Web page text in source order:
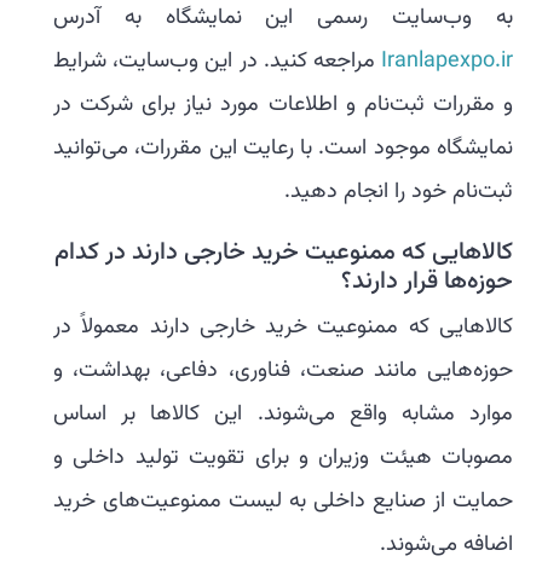
به وب‌سایت رسمی این نمایشگاه به آدرس
Iranlapexpo.ir مراجعه کنید. در این وب‌سایت، شرایط
و مقررات ثبت‌نام و اطلاعات مورد نیاز برای شرکت در
نمایشگاه موجود است. با رعایت این مقررات، می‌توانید
ثبت‌نام خود را انجام دهید.
کالاهایی که ممنوعیت خرید خارجی دارند در کدام
حوزه‌ها قرار دارند؟
کالاهایی که ممنوعیت خرید خارجی دارند معمولاً در
حوزه‌هایی مانند صنعت، فناوری، دفاعی، بهداشت، و
موارد مشابه واقع می‌شوند. این کالاها بر اساس
مصوبات هیئت وزیران و برای تقویت تولید داخلی و
حمایت از صنایع داخلی به لیست ممنوعیت‌های خرید
اضافه می‌شوند.